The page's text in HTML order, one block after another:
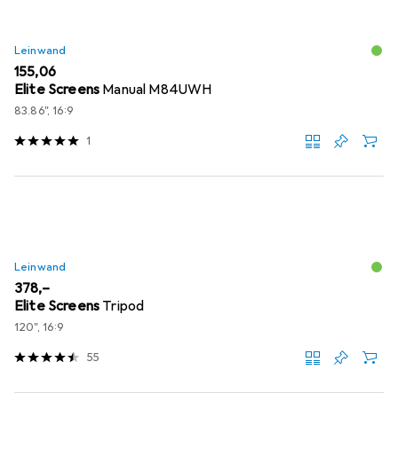
Leinwand
EUR
155,06
Elite Screens Manual M84UWH
83.86", 16:9
1
Leinwand
EUR
378,–
Elite Screens Tripod
120", 16:9
55